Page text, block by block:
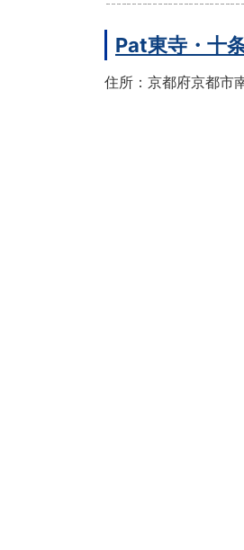
Pat東寺・十
住所：京都府京都市